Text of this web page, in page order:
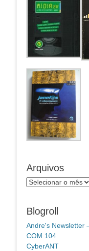
Arquivos
Arquivos
Blogroll
Andre's Newsletter
COM 104
CyberANT